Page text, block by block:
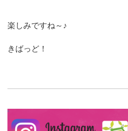
楽しみですね～♪
きばっど！